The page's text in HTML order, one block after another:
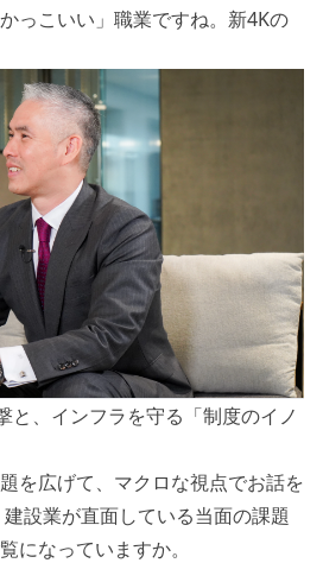
っこいい」職業ですね。新4Kの
と、インフラを守る「制度のイノ
を広げて、マクロな視点でお話を
設業が直面している当面の課題
になっていますか。